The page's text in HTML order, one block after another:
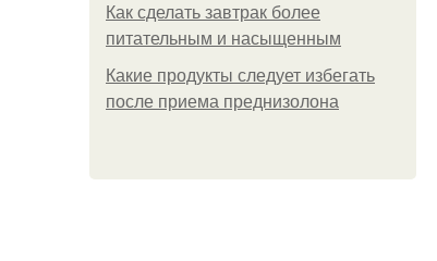
Как сделать завтрак более
питательным и насыщенным
Какие продукты следует избегать
после приема преднизолона